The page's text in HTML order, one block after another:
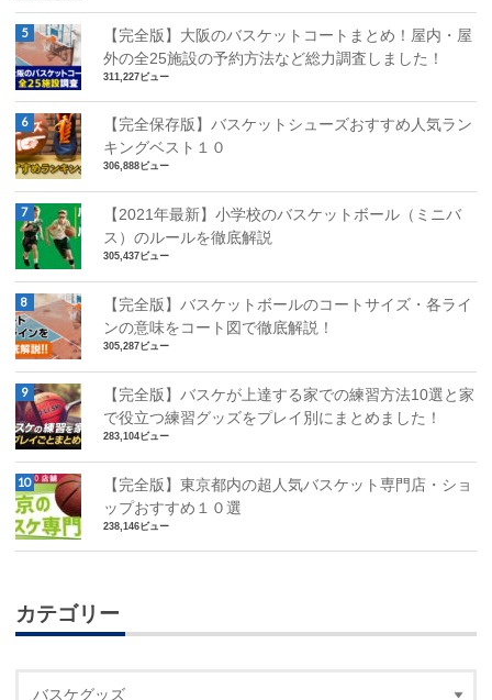
【完全版】大阪のバスケットコートまとめ！屋内・屋
外の全25施設の予約方法など総力調査しました！
311,227ビュー
【完全保存版】バスケットシューズおすすめ人気ラン
キングベスト１０
306,888ビュー
【2021年最新】小学校のバスケットボール（ミニバ
ス）のルールを徹底解説
305,437ビュー
【完全版】バスケットボールのコートサイズ・各ライ
ンの意味をコート図で徹底解説！
305,287ビュー
【完全版】バスケが上達する家での練習方法10選と家
で役立つ練習グッズをプレイ別にまとめました！
283,104ビュー
【完全版】東京都内の超人気バスケット専門店・ショ
ップおすすめ１０選
238,146ビュー
カテゴリー